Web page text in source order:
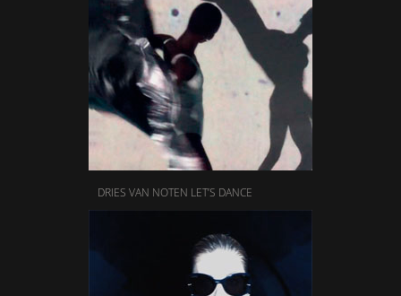
DRIES VAN NOTEN LET’S DANCE